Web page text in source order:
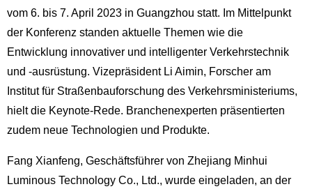
vom 6. bis 7. April 2023 in Guangzhou statt. Im Mittelpunkt
der Konferenz standen aktuelle Themen wie die
Entwicklung innovativer und intelligenter Verkehrstechnik
und -ausrüstung. Vizepräsident Li Aimin, Forscher am
Institut für Straßenbauforschung des Verkehrsministeriums,
hielt die Keynote-Rede. Branchenexperten präsentierten
zudem neue Technologien und Produkte.
Fang Xianfeng, Geschäftsführer von Zhejiang Minhui
Luminous Technology Co., Ltd., wurde eingeladen, an der